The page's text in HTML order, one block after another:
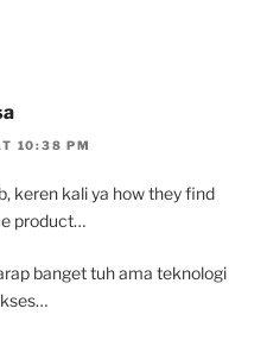
10:38 PM
keren kali ya how they find
product…
banget tuh ama teknologi